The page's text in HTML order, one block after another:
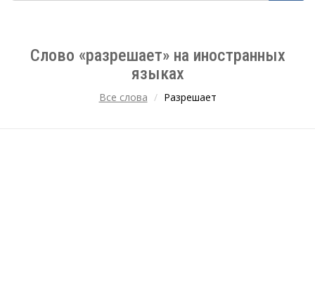
Слово «разрешает» на иностранных
языках
Все слова Разрешает